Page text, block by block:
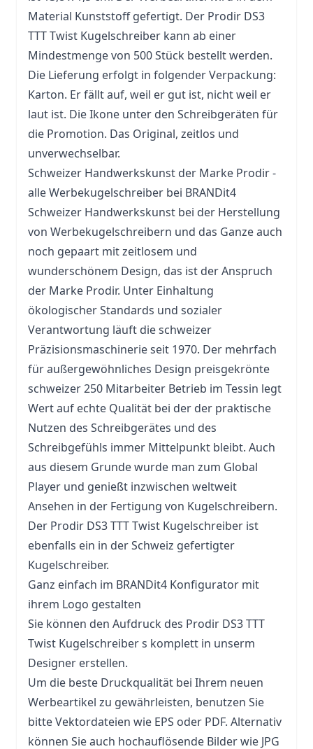
Material Kunststoff gefertigt. Der Prodir DS3
TTT Twist Kugelschreiber kann ab einer
Mindestmenge von 500 Stück bestellt werden.
Die Lieferung erfolgt in folgender Verpackung:
Karton. Er fällt auf, weil er gut ist, nicht weil er
laut ist. Die Ikone unter den Schreibgeräten für
die Promotion. Das Original, zeitlos und
unverwechselbar.
Schweizer Handwerkskunst der Marke Prodir -
alleWerbekugelschreiber bei BRANDit4
Schweizer Handwerkskunst bei der Herstellung
von Werbekugelschreibern und das Ganze auch
noch gepaart mit zeitlosem und
wunderschönem Design, das ist der Anspruch
der Marke Prodir. Unter Einhaltung
ökologischer Standards und sozialer
Verantwortung läuft die schweizer
Präzisionsmaschinerie seit 1970. Der mehrfach
für außergewöhnliches Design preisgekrönte
schweizer 250 Mitarbeiter Betrieb im Tessin legt
Wert auf echte Qualität bei der der praktische
Nutzen des Schreibgerätes und des
Schreibgefühls immer Mittelpunkt bleibt. Auch
aus diesem Grunde wurde man zum Global
Player und genießt inzwischen weltweit
Ansehen in der Fertigung von Kugelschreibern.
Der Prodir DS3 TTT Twist Kugelschreiber ist
ebenfalls ein in der Schweiz gefertigter
Kugelschreiber.
Ganz einfach im BRANDit4 Konfigurator mit
ihrem Logo gestalten
Sie können den Aufdruck des Prodir DS3 TTT
Twist Kugelschreiber s komplett in unserm
Designer erstellen.
Um die beste Druckqualität bei Ihrem neuen
Werbeartikel zu gewährleisten, benutzen Sie
bitte Vektordateien wie EPS oder PDF. Alternativ
können Sie auch hochauflösende Bilder wie JPG